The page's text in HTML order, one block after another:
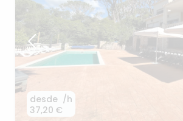
desde
37,20 €
/h